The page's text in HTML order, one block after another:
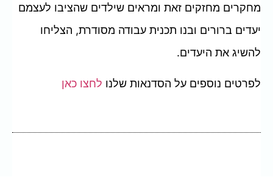
מחקרים מחזקים זאת ומראים שילדים שהציבו לעצמם
יעדים ברורים ובנו תכנית עבודה מסודרת, הצליחו
להשיג את היעדים.
לפרטים נוספים על הסדנאות שלנו לחצו כאן